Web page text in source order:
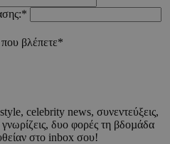
βλέπετε*
celebrity news, συνεντεύξεις,
δυο φορές τη βδοµάδα
στο inbox σου!
www.must.com.cy